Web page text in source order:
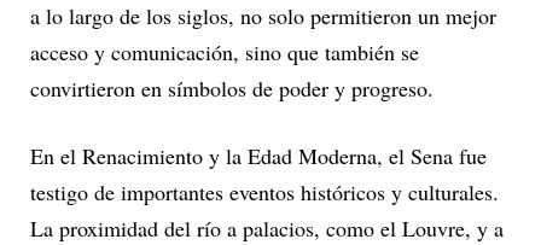
a lo largo de los siglos, no solo permitieron un mejor
acceso y comunicación, sino que también se
convirtieron en símbolos de poder y progreso.
En el Renacimiento y la Edad Moderna, el Sena fue
testigo de importantes eventos históricos y culturales.
La proximidad del río a palacios, como el Louvre, y a